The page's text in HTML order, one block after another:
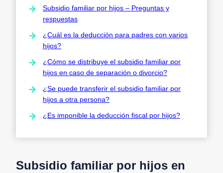
Subsidio familiar por hijos – Preguntas y
respuestas
¿Cuál es la deducción para padres con varios
hijos?
¿Cómo se distribuye el subsidio familiar por
hijos en caso de separación o divorcio?
¿Se puede transferir el subsidio familiar por
hijos a otra persona?
¿Es imponible la deducción fiscal por hijos?
Subsidio familiar por hijos en